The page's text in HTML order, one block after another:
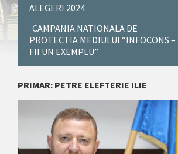
ALEGERI 2024
CAMPANIA NATIONALA DE
PROTECTIA MEDIULUI “INFOCONS –
FII UN EXEMPLU”
PRIMAR: PETRE ELEFTERIE ILIE